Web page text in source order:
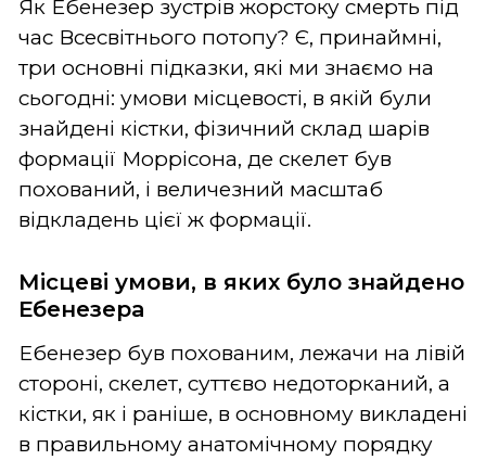
Як Ебенезер зустрів жорстоку смерть під
час Всесвітнього потопу? Є, принаймні,
три основні підказки, які ми знаємо на
сьогодні: умови місцевості, в якій були
знайдені кістки, фізичний склад шарів
формації Моррісона, де скелет був
похований, і величезний масштаб
відкладень цієї ж формації.
Місцеві умови, в яких було знайдено
Ебенезера
Ебенезер був похованим, лежачи на лівій
стороні, скелет, суттєво недоторканий, а
кістки, як і раніше, в основному викладені
в правильному анатомічному порядку